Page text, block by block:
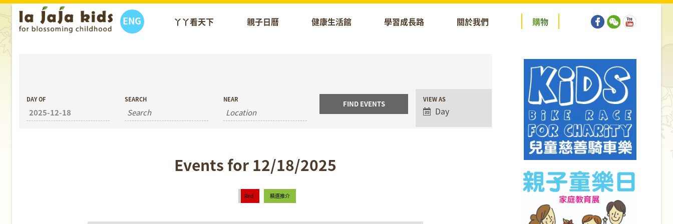
ENG 丫丫看天下 親子日曆 健康生活館 學習成長路 關於我們 購物
Event
Views
Navigation
VIEW AS
Day
DAY OF SEARCH NEAR
Events for 12/18/2025
Red 精選推介